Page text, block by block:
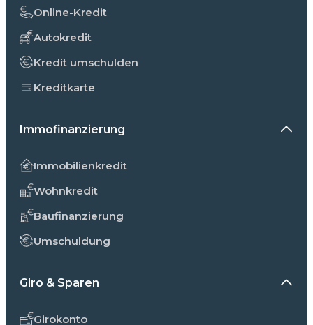
Online-Kredit
Autokredit
Kredit umschulden
Kreditkarte
Immofinanzierung
Immobilienkredit
Wohnkredit
Baufinanzierung
Umschuldung
Giro & Sparen
Girokonto